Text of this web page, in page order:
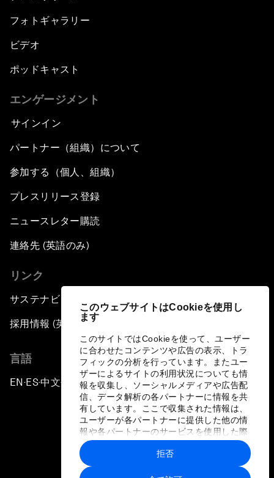
このウェブサイトはCookieを使用し
ます
このサイトではCookieを使って、ユーザー
に合わせたコンテンツや広告の表示、トラ
フィックの分析を行っています。またユー
ザーによるサイトの利用状況についても情
報を収集し、ソーシャルメディアや広告配
信、データ解析の各パートナーに情報を共
有しています。ここで収集された情報は、
ユーザーが各パートナーに提供した他の情
報や各パートナーのサービスを使用した際
に収集された情報と組み合わされ、各パー
トナーによって使用されることがありま
す。
拒否
フォトギャラリー
ビデオ
ポッドキャスト
エンゲージメント
サインイン
パートナー（組織）について
参加する（個人、組織）
プレスリリース登録
ニュースレター購読
連絡先 (英語のみ)
リンク
サステナビリティへの取り組み
採用情報 (英語のみ)
言語
EN ▪ES▪中文▪ 日本語
プライバシーポリシーと利用規約